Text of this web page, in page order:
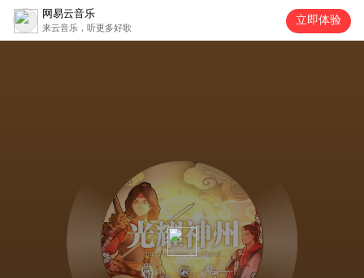
网易云音乐
来云音乐，听更多好歌
立即体验